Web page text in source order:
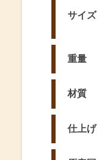
サイズ
重量
材質
仕上げ